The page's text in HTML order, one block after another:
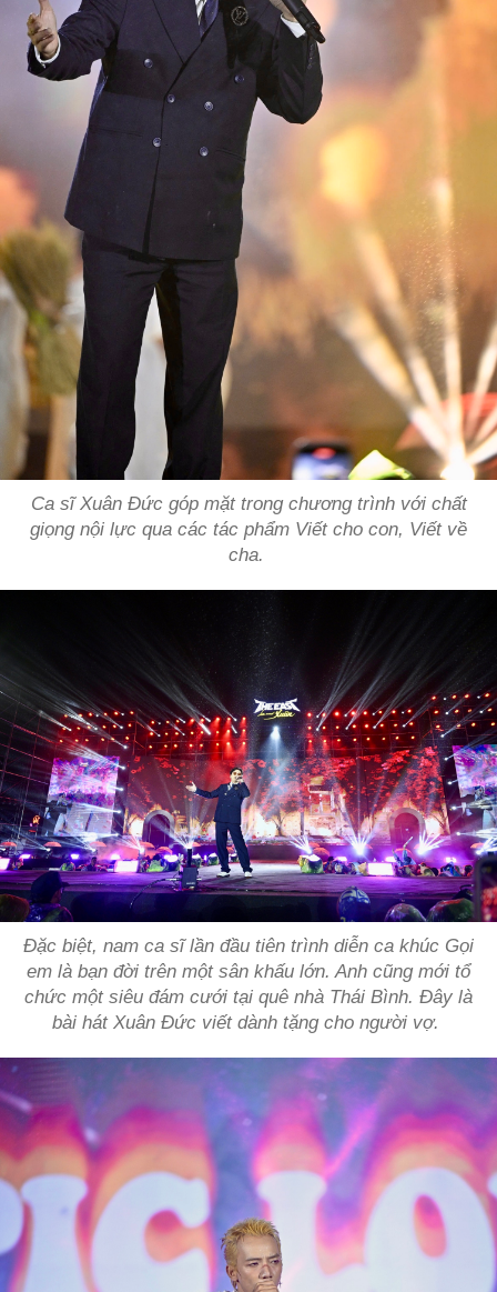
Ca sĩ Xuân Đức góp mặt trong chương trình với chất
giọng nội lực qua các tác phẩm Viết cho con, Viết về
cha.
Đặc biệt, nam ca sĩ lần đầu tiên trình diễn ca khúc Gọi
em là bạn đời trên một sân khấu lớn. Anh cũng mới tổ
chức một siêu đám cưới tại quê nhà Thái Bình. Đây là
bài hát Xuân Đức viết dành tặng cho người vợ.